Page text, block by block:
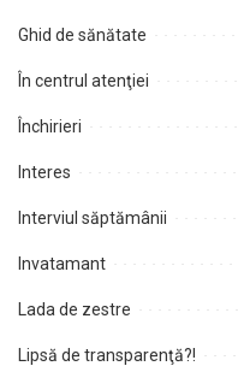
Ghid de sănătate
În centrul atenţiei
Închirieri
Interes
Interviul săptămânii
Invatamant
Lada de zestre
Lipsă de transparenţă?!